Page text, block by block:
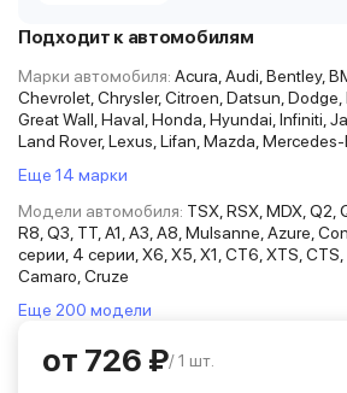
Подходит к автомобилям
Марки автомобиля: Acura, Audi, Bentley,
Chevrolet, Chrysler, Citroen, Datsun, Dodge,
Great Wall, Haval, Honda, Hyundai, Infiniti,
Land Rover, Lexus, Lifan, Mazda,
Еще 14 марки
Модели автомобиля: TSX, RSX, MDX, Q2,
R8, Q3, TT, A1, A3, A8, Mulsanne, Azure,
серии, 4 серии, X6, X5, X1, CT6, XTS, CTS,
Camaro, Cruze
Еще 200 модели
от 726 ₽/ 1 шт.